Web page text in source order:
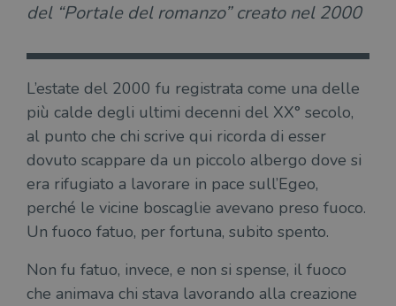
del “Portale del romanzo” creato nel 2000
L’estate del 2000 fu registrata come una delle
più calde degli ultimi decenni del XX° secolo,
al punto che chi scrive qui ricorda di esser
dovuto scappare da un piccolo albergo dove si
era rifugiato a lavorare in pace sull’Egeo,
perché le vicine boscaglie avevano preso fuoco.
Un fuoco fatuo, per fortuna, subito spento.
Non fu fatuo, invece, e non si spense, il fuoco
che animava chi stava lavorando alla creazione